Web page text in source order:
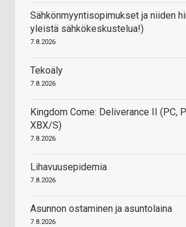
Sähkönmyyntisopimukset ja niiden
yleistä sähkökeskustelua!)
7.8.2026
Tekoäly
7.8.2026
Kingdom Come: Deliverance II (PC,
XBX/S)
7.8.2026
Lihavuusepidemia
7.8.2026
Asunnon ostaminen ja asuntolaina
7.8.2026